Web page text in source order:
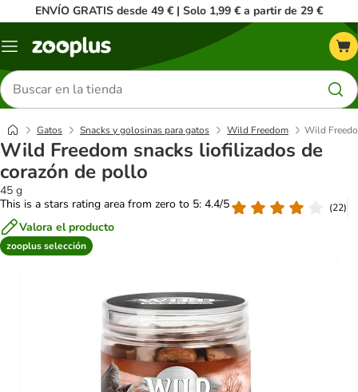
ENVÍO GRATIS desde 49 € | Solo 1,99 € a partir de 29 €
Menú
Buscar
productos
Gatos Snacks y golosinas para gatos Wild Freedom Wild
Wild Freedom snacks liofilizados de
corazón de pollo
45 g
This is a stars rating area from zero to 5: 4.4/5
(22)
Valora el producto
zooplus selección